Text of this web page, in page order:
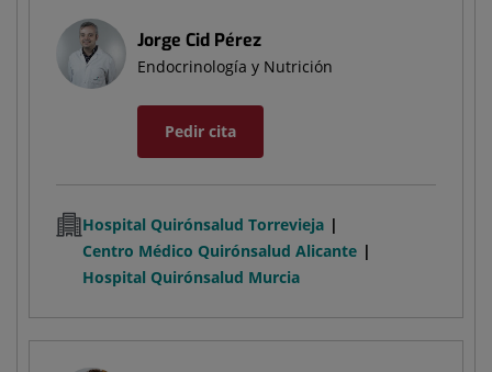
Jorge Cid Pérez
Endocrinología y Nutrición
Pedir cita
Hospital Quirónsalud Torrevieja
Centro Médico Quirónsalud Alicante
Hospital Quirónsalud Murcia